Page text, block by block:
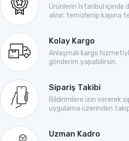
Ürünlerin İstanbul içinde
alınır, temizlenip kapına
Kolay Kargo
Anlaşmalı kargo
gönderim yapabilirsin.
Sipariş Takibi
Bildirimlere izin vererek
uygulama üzerinden
Uzman Kadro